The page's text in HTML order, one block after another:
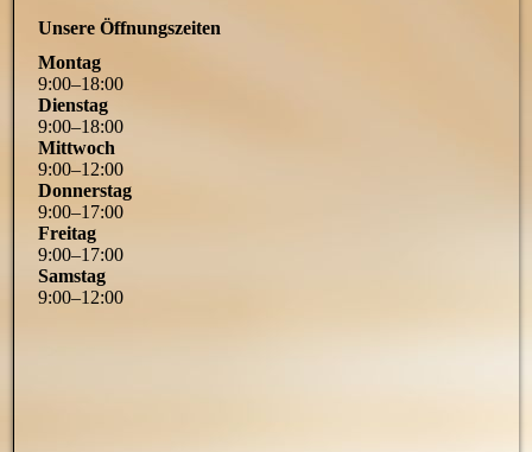
Unsere Öffnungszeiten
Montag
9:00–18:00
Dienstag
9:00–18:00
Mittwoch
9:00–12:00
Donnerstag
9:00–17:00
Freitag
9:00–17:00
Samstag
9:00–12:00